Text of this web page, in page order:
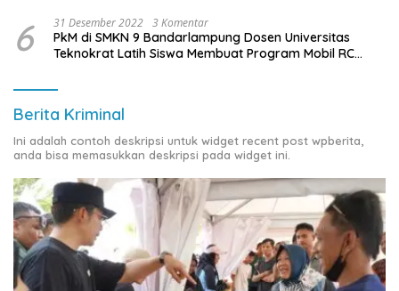
6 31 Desember 2022 3 Komentar
PkM di SMKN 9 Bandarlampung Dosen Universitas
Teknokrat Latih Siswa Membuat Program Mobil RC
Berita Kriminal
Ini adalah contoh deskripsi untuk widget recent post wpberita,
anda bisa memasukkan deskripsi pada widget ini.